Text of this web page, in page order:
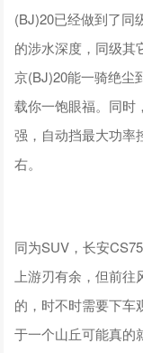
(BJ)20已经做到了同
的涉水深度，同级其
京(BJ)20能一骑绝尘
载你一饱眼福。同时
强，自动挡最大功率
右。
同为SUV，长安
上游刃有余，但前
的，时不时需要下车
于一个山丘可能真的